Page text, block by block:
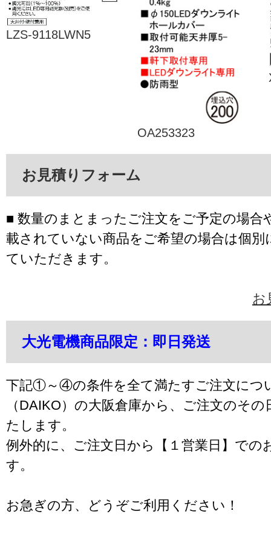
LZS-9118LWN5
OA253323
お見積りフォーム
■ 数量のまとまったご注文をご予定の場合
載されていない商品をご希望の場合は個別
ていただきます。
お
大光電機商品限定：即日発送
下記①～④の条件を全て満たすご注文につ
（DAIKO）の大阪倉庫から、ご注文のそ
たします。
例外的に、ご注文日から【１営業日】での
す。
お急ぎの方、どうぞご利用ください！